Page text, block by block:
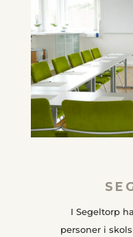
I Segeltorp
personer i